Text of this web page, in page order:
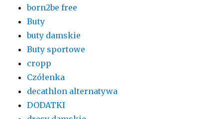
born2be free
Buty
buty damskie
Buty sportowe
cropp
Czółenka
decathlon alternatywa
DODATKI